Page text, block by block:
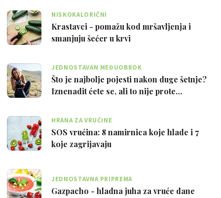
NISKOKALORIČNI
Krastavci - pomažu kod mršavljenja i
smanjuju šećer u krvi
JEDNOSTAVAN MEĐUOBROK
Što je najbolje pojesti nakon duge šetnje?
Iznenadit ćete se, ali to nije prote…
HRANA ZA VRUĆINE
SOS vrućina: 8 namirnica koje hlade i 7
koje zagrijavaju
JEDNOSTAVNA PRIPREMA
Gazpacho - hladna juha za vruće dane